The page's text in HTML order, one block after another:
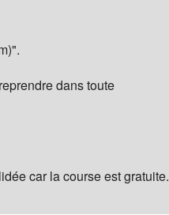
dans toute
car la course est gratuite.